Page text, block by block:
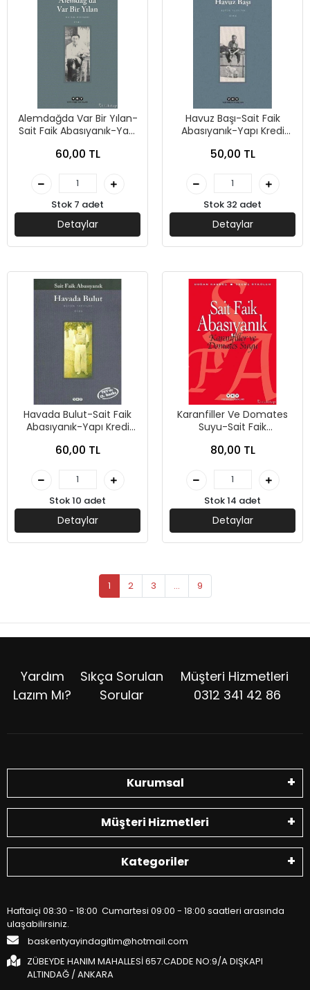
Alemdağda Var Bir Yılan-
Sait Faik Abasıyanık-Yapı
60,00 TL
Stok 7 adet
Detaylar
Havuz Başı-Sait Faik
Abasıyanık-Yapı Kredi
50,00 TL
Stok 32 adet
Detaylar
Havada Bulut-Sait Faik
Abasıyanık-Yapı Kredi
60,00 TL
Stok 10 adet
Detaylar
Karanfiller Ve Domates
Suyu-Sait Faik
Yayınları
80,00 TL
Stok 14 adet
Detaylar
1 2 3 ... 9
Yardım
Lazım Mı?
Sıkça Sorulan
Sorular
Müşteri Hizmetleri
0312 341 42 86
Kurumsal
Müşteri Hizmetleri
Kategoriler
Haftaiçi 08:30 - 18:00 Cumartesi 09:00 - 18:00 saatleri arasında
ulaşabilirsiniz.
baskentyayindagitim@hotmail.com
ZÜBEYDE HANIM MAHALLESİ 657.CADDE NO:9/A DIŞKAPI
ALTINDAĞ / ANKARA